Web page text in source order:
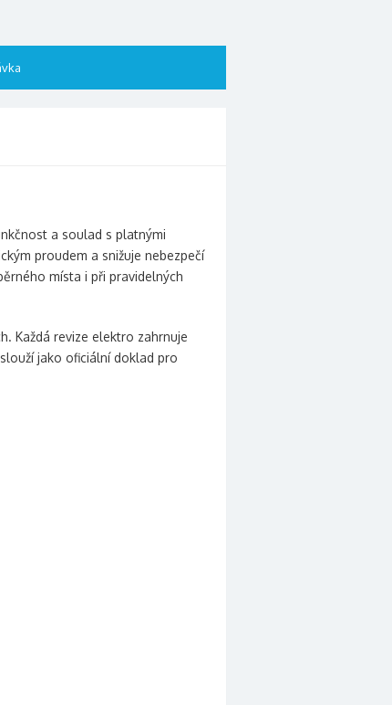
a soulad s platnými
proudem a snižuje nebezpečí
místa i při pravidelných
Každá revize elektro zahrnuje
jako oficiální doklad pro